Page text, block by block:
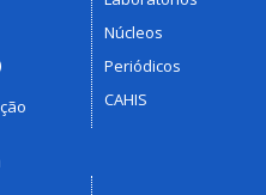
Núcleos
Periódicos
CAHIS